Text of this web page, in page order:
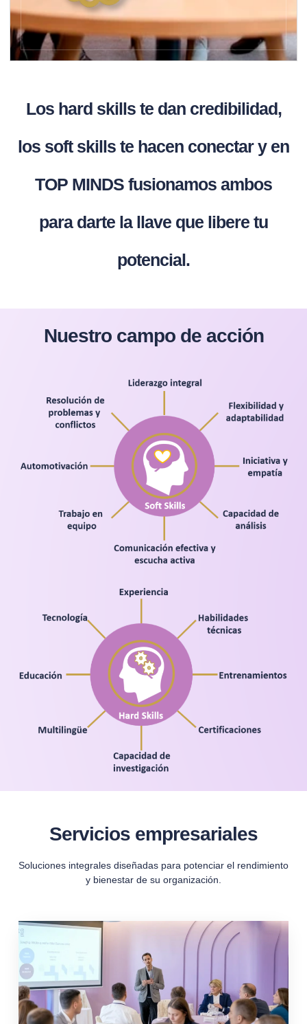
Los hard skills te dan credibilidad,
los soft skills te hacen conectar y en
TOP MINDS fusionamos ambos
para darte la llave que libere tu
potencial.
Nuestro campo de acción
Servicios empresariales
Soluciones integrales diseñadas para potenciar el rendimiento
y bienestar de su organización.